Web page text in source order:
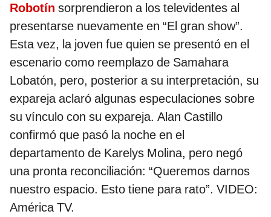
Robotín sorprendieron a los televidentes al
presentarse nuevamente en “El gran show”.
Esta vez, la joven fue quien se presentó en el
escenario como reemplazo de Samahara
Lobatón, pero, posterior a su interpretación, su
expareja aclaró algunas especulaciones sobre
su vínculo con su expareja. Alan Castillo
confirmó que pasó la noche en el
departamento de Karelys Molina, pero negó
una pronta reconciliación: “Queremos darnos
nuestro espacio. Esto tiene para rato”. VIDEO:
América TV.